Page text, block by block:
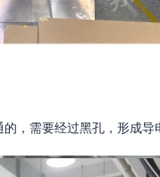
，需要经过黑孔，形成